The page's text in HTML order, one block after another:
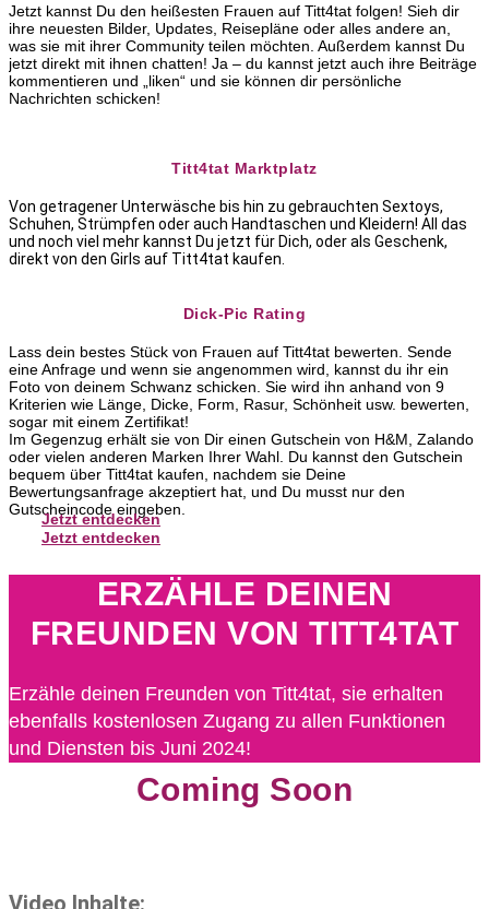
Jetzt kannst Du den heißesten Frauen auf Titt4tat folgen! Sieh dir
ihre neuesten Bilder, Updates, Reisepläne oder alles andere an,
was sie mit ihrer Community teilen möchten. Außerdem kannst Du
jetzt direkt mit ihnen chatten! Ja – du kannst jetzt auch ihre Beiträge
kommentieren und „liken“ und sie können dir persönliche
Nachrichten schicken!
Titt4tat Marktplatz
Von getragener Unterwäsche bis hin zu gebrauchten Sextoys,
Schuhen, Strümpfen oder auch Handtaschen und Kleidern! All das
und noch viel mehr kannst Du jetzt für Dich, oder als Geschenk,
direkt von den Girls auf Titt4tat kaufen.
Dick-Pic Rating
Lass dein bestes Stück von Frauen auf Titt4tat bewerten. Sende
eine Anfrage und wenn sie angenommen wird, kannst du ihr ein
Foto von deinem Schwanz schicken. Sie wird ihn anhand von 9
Kriterien wie Länge, Dicke, Form, Rasur, Schönheit usw. bewerten,
sogar mit einem Zertifikat!
Im Gegenzug erhält sie von Dir einen Gutschein von H&M, Zalando
oder vielen anderen Marken Ihrer Wahl. Du kannst den Gutschein
bequem über Titt4tat kaufen, nachdem sie Deine
Bewertungsanfrage akzeptiert hat, und Du musst nur den
Gutscheincode eingeben.
Jetzt entdecken
Jetzt entdecken
ERZÄHLE DEINEN
FREUNDEN VON TITT4TAT
Erzähle deinen Freunden von Titt4tat, sie erhalten
ebenfalls kostenlosen Zugang zu allen Funktionen
und Diensten bis Juni 2024!
Coming Soon
Video Inhalte: